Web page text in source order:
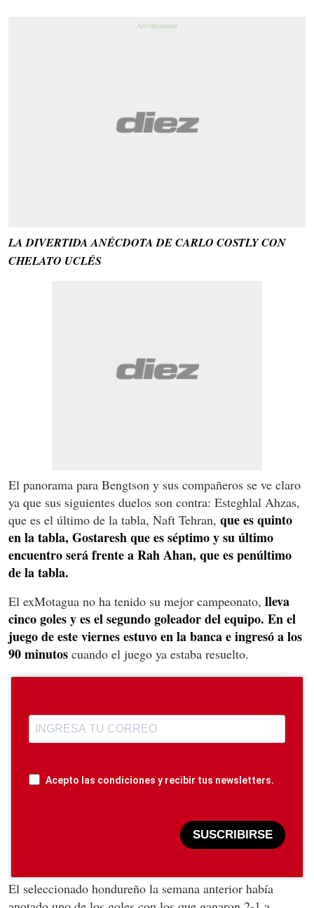
LA DIVERTIDA ANÉCDOTA DE CARLO COSTLY CON
CHELATO UCLÉS
El panorama para Bengtson y sus compañeros se ve claro
ya que sus siguientes duelos son contra: Esteghlal Ahzas,
que es el último de la tabla, Naft Tehran, que es quinto
en la tabla, Gostaresh que es séptimo y su último
encuentro será frente a Rah Ahan, que es penúltimo
de la tabla.
El exMotagua no ha tenido su mejor campeonato, lleva
cinco goles y es el segundo goleador del equipo. En el
juego de este viernes estuvo en la banca e ingresó a los
90 minutos cuando el juego ya estaba resuelto.
Acepto las condiciones y recibir tus newsletters.
SUSCRIBIRSE
El seleccionado hondureño la semana anterior había